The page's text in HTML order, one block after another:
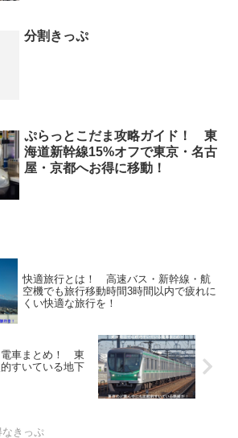
分割きっぷ
ぷらっとこだま攻略ガイド！ 東
海道新幹線15%オフで東京・名古
屋・京都へお得に移動！
快適旅行とは！ 高速バス・新幹線・航
空機でも旅行移動時間3時間以内で疲れに
くい快適な旅行を！
電車まとめ！ 東
すいている地下
なきっぷ